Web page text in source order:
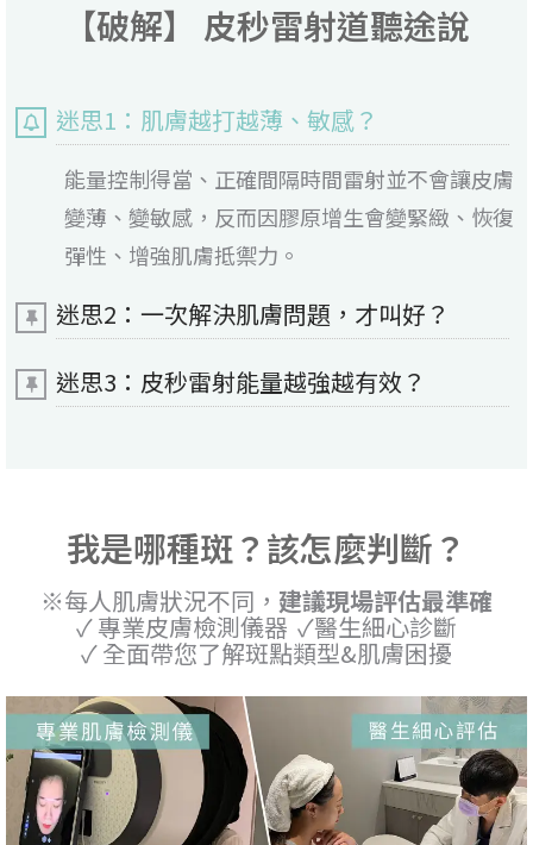
【破解】 皮秒雷射道聽途說
迷思1：肌膚越打越薄、敏感？
能量控制得當、正確間隔時間雷射並不會讓皮膚
變薄、變敏感，反而因膠原增生會變緊緻、恢復
彈性、增強肌膚抵禦力。
迷思2：一次解決肌膚問題，才叫好？
迷思3：皮秒雷射能量越強越有效？
我是哪種斑？該怎麼判斷？
※每人肌膚狀況不同， 建議現場評估最準確
✓ 專業皮膚檢測儀器 ✓醫生細心診斷
✓ 全面帶您了解斑點類型&肌膚困擾